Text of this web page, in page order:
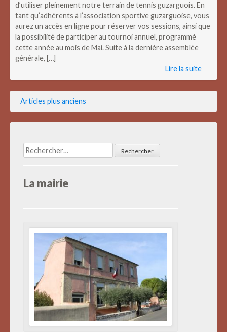
d’utiliser pleinement notre terrain de tennis guzarguois. En
tant qu’adhérents à l’association sportive guzarguoise, vous
aurez un accès en ligne pour réserver vos sessions, ainsi que
la possibilité de participer au tournoi annuel, programmé
cette année au mois de Mai. Suite à la dernière assemblée
générale, […]
Lire la suite
Navigation
des
Articles plus anciens
Rechercher :
La mairie